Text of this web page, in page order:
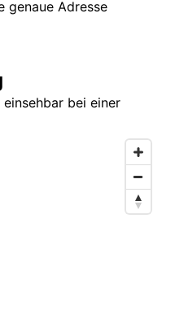
genaue Adresse
bei einer